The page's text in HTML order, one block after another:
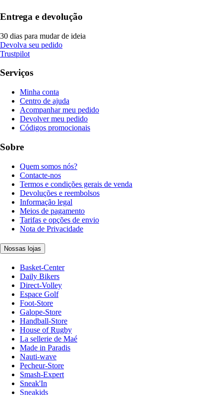
Entrega e devolução
30 dias para mudar de ideia
Devolva seu pedido
Trustpilot
Serviços
Minha conta
Centro de ajuda
Acompanhar meu pedido
Devolver meu pedido
Códigos promocionais
Sobre
Quem somos nós?
Contacte-nos
Termos e condições gerais de venda
Devoluções e reembolsos
Informação legal
Meios de pagamento
Tarifas e opções de envio
Nota de Privacidade
Nossas lojas
Basket-Center
Daily Bikers
Direct-Volley
Espace Golf
Foot-Store
Galope-Store
Handball-Store
House of Rugby
La sellerie de Maé
Made in Paradis
Nauti-wave
Pecheur-Store
Smash-Expert
Sneak'In
Sneakids